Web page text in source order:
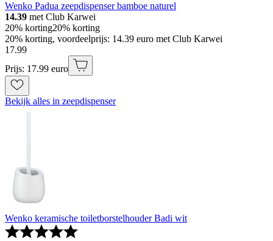
Wenko Padua zeepdispenser bamboe naturel
14.39 met Club Karwei
20% korting20% korting
20% korting, voordeelprijs: 14.39 euro met Club Karwei
17.99
Prijs: 17.99 euro
Bekijk alles in zeepdispenser
Wenko keramische toiletborstelhouder Badi wit